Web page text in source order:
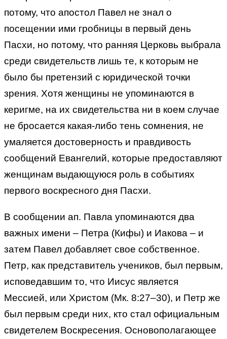
потому, что апостол Павел не знал о
посещении ими гробницы в первый день
Пасхи, но потому, что ранняя Церковь выбрала
среди свидетельств лишь те, к которым не
было бы претензий с юридической точки
зрения. Хотя женщины не упоминаются в
керигме, на их свидетельства ни в коем случае
не бросается какая-либо тень сомнения, не
умаляется достоверность и правдивость
сообщений Евангелий, которые предоставляют
женщинам выдающуюся роль в событиях
первого воскресного дня Пасхи.
В сообщении ап. Павла упоминаются два
важных имени – Петра (Кифы) и Иакова – и
затем Павел добавляет свое собственное.
Петр, как представитель учеников, был первым,
исповедавшим то, что Иисус является
Мессией, или Христом (Мк. 8:27–30), и Петр же
был первым среди них, кто стал официальным
свидетелем Воскресения. Основополагающее